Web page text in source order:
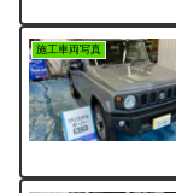
施工車両写真